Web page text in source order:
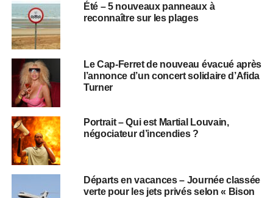
Été – 5 nouveaux panneaux à
reconnaître sur les plages
Le Cap-Ferret de nouveau évacué après
l’annonce d’un concert solidaire d’Afida
Turner
Portrait – Qui est Martial Louvain,
négociateur d’incendies ?
Départs en vacances – Journée classée
verte pour les jets privés selon « Bison